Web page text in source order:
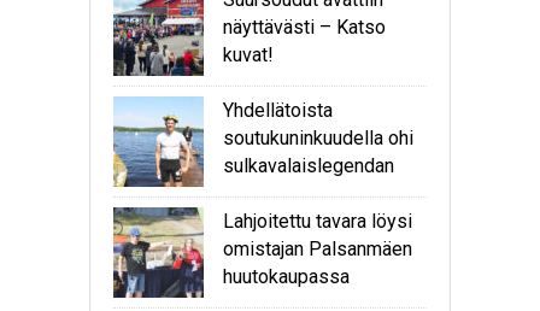
näyttävästi – Katso
kuvat!
Yhdellätoista
soutukuninkuudella ohi
sulkavalaislegendan
Lahjoitettu tavara löysi
omistajan Palsanmäen
huutokaupassa